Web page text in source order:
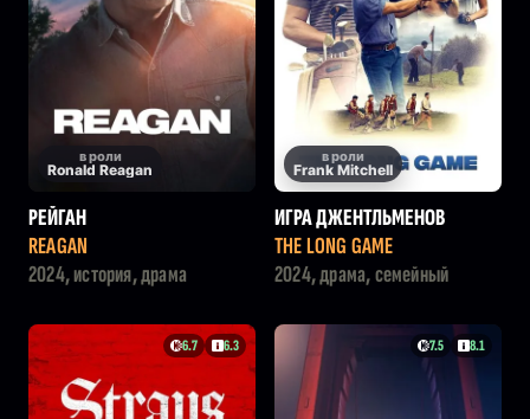
в роли
Ronald Reagan
РЕЙГАН
REAGAN
2024, история, драма
в роли
Frank Mitchell
ИГРА ДЖЕНТЛЬМЕНОВ
THE LONG GAME
2024, драма, семейный
6.7 6.3 7.5 8.1